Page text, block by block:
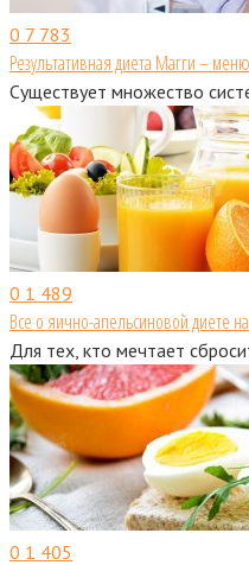
0 7 783
Результативная диета Магги –
Существует множество
0 1 489
Все о яично-апельсиновой диете
Для тех, кто мечтает
0 1 405